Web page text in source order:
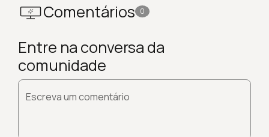
Comentários 0
Entre na conversa da
comunidade
Escreva um comentário